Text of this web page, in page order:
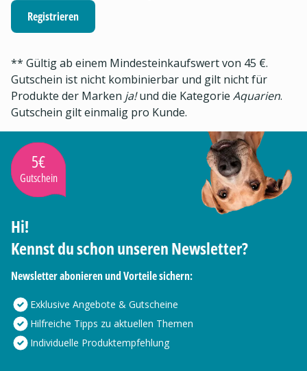
Registrieren
** Gültig ab einem Mindesteinkaufswert von 45 €.
Gutschein ist nicht kombinierbar und gilt nicht für
Produkte der Marken ja!und die Kategorie Aquarien.
Gutschein gilt einmalig pro Kunde.
5€
Gutschein
Hi!
Kennst du schon unseren Newsletter?
Newsletter abonieren und Vorteile sichern:
Exklusive Angebote & Gutscheine
Hilfreiche Tipps zu aktuellen Themen
Individuelle Produktempfehlung